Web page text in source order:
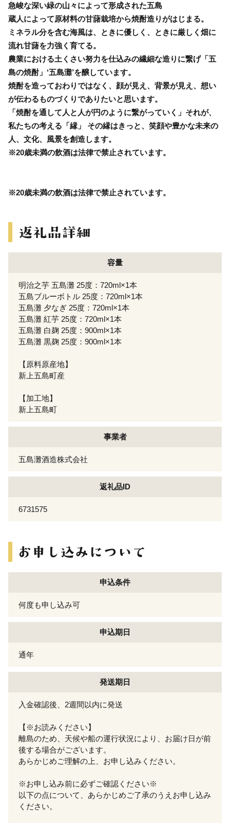
急峻な深い緑の山々によって形成された五島
蔵人によって原材料の甘藷栽培から焼酎造りがはじまる。
ミネラル分を含む海風は、ときに優しく、ときに厳しく畑に
流れ甘藷を力強く育てる。
農業における土くさい努力を仕込みの繊細な造りに繋げ「五
島の焼酎」‘五島灘’を醸しています。
焼酎を造っておわりではなく、顔が見え、背景が見え、想い
が伝わるものづくりでありたいと思います。
「焼酎を通して人と人が円のように繋がっていく」それが、
私たちの考える「縁」 その縁はきっと、笑顔や豊かな未来の
人、文化、風景を創造します。
※20歳未満の飲酒は法律で禁止されています。
※20歳未満の飲酒は法律で禁止されています。
容量
明治之芋 五島灘 25度：720ml×1本
五島ブルーボトル 25度：720ml×1本
五島灘 夕なぎ 25度：720ml×1本
五島灘 紅芋 25度：720ml×1本
五島灘 白麹 25度：900ml×1本
五島灘 黒麹 25度：900ml×1本
【原料原産地】
新上五島町産
【加工地】
新上五島町
事業者
五島灘酒造株式会社
返礼品ID
6731575
申込条件
何度も申し込み可
申込期日
通年
発送期日
入金確認後、2週間以内に発送
【※お読みください】
離島のため、天候や船の運行状況により、お届け日が前
後する場合がございます。
あらかじめご理解の上、お申し込みください。
※お申し込み前に必ずご確認ください※
以下の点について、あらかじめご了承のうえお申し込み
ください。